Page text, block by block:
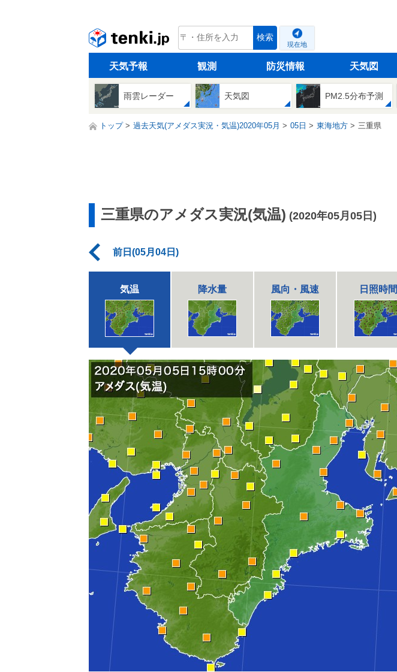
tenki.jp 検索
現在地
天気予報 観測 防災情報 天気図
雨雲レーダー 天気図 PM2.5分布予測
トップ 過去天気(アメダス実況・気温)2020年05月 05日 東海地方 三重県
三重県のアメダス実況(気温) (2020年05月05日)
前日(05月04日)
気温 降水量 風向・風速 日照時間